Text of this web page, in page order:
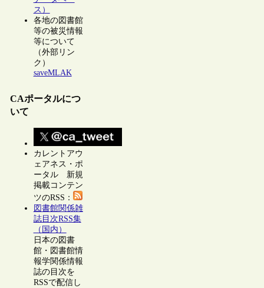
ス）
各地の図書館
等の被災情報
等について
（外部リン
ク）
saveMLAK
CAポータルにつ
いて
カレントアウ
ェアネス・ポ
ータル 新規
掲載コンテン
ツのRSS：
図書館関係雑
誌目次RSS集
（国内）
日本の図書
館・図書館情
報学関係情報
誌の目次を
RSSで配信し